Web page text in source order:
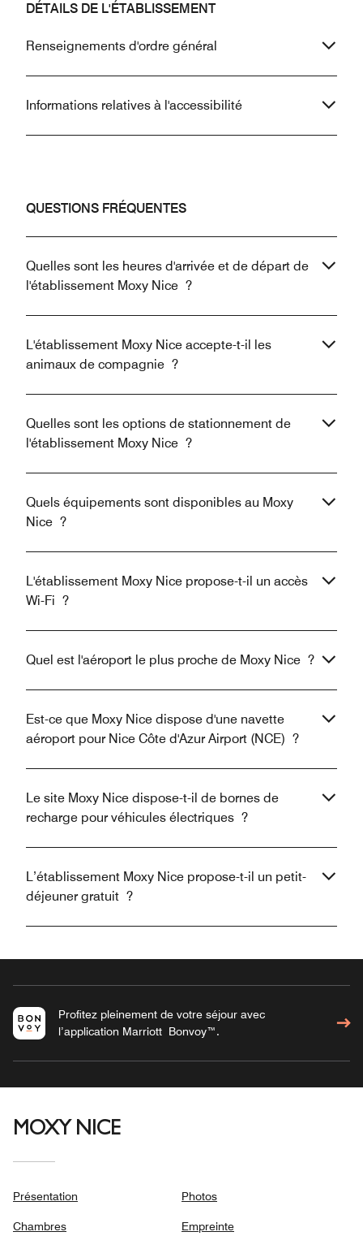
DÉTAILS DE L'ÉTABLISSEMENT
Renseignements d'ordre général
Informations relatives à l'accessibilité
QUESTIONS FRÉQUENTES
Quelles sont les heures d'arrivée et de départ de
l'établissement Moxy Nice ?
L'établissement Moxy Nice accepte-t-il les
animaux de compagnie ?
Quelles sont les options de stationnement de
l'établissement Moxy Nice ?
Quels équipements sont disponibles au Moxy
Nice ?
L'établissement Moxy Nice propose-t-il un accès
Wi-Fi ?
Quel est l'aéroport le plus proche de Moxy Nice ?
Est-ce que Moxy Nice dispose d'une navette
aéroport pour Nice Côte d'Azur Airport (NCE) ?
Le site Moxy Nice dispose-t-il de bornes de
recharge pour véhicules électriques ?
L’établissement Moxy Nice propose-t-il un petit-
déjeuner gratuit ?
Profitez pleinement de votre séjour avec
l’application Marriott Bonvoy™.
MOXY NICE
Présentation
Chambres
Photos
Empreinte